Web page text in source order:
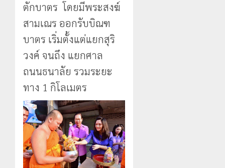
ตักบาตร โดยมีพระสงฆ์
สามเณร ออกรับบิณฑ
บาตร เริ่มตั้งแต่แยกสุริ
วงค์ จนถึง แยกศาล
ถนนธนาลัย รวมระยะ
ทาง 1 กิโลเมตร